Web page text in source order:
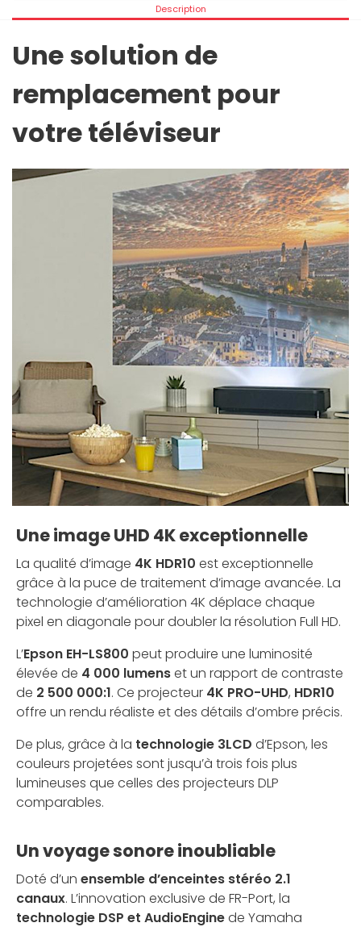
Description
Une solution de
remplacement pour
votre téléviseur
Une image UHD 4K exceptionnelle
La qualité d’image 4K HDR10 est exceptionnelle
grâce à la puce de traitement d’image avancée. La
technologie d’amélioration 4K déplace chaque
pixel en diagonale pour doubler la résolution Full HD.
L’Epson EH-LS800 peut produire une luminosité
élevée de 4 000 lumenset un rapport de contraste
de 2 500 000:1. Ce projecteur 4K PRO-UHD, HDR10
offre un rendu réaliste et des détails d’ombre précis.
De plus, grâce à la technologie 3LCD d’Epson, les
couleurs projetées sont jusqu’à trois fois plus
lumineuses que celles des projecteurs DLP
comparables.
Un voyage sonore inoubliable
Doté d’un ensemble d’enceintes stéréo 2.1
canaux. L’innovation exclusive de FR-Port, la
technologie DSP et AudioEnginede Yamaha